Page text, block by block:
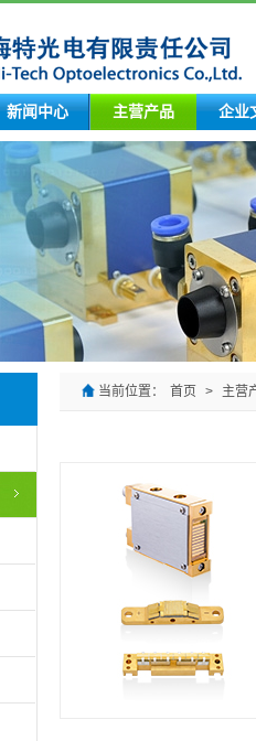
新闻中心 主营产品 企业
当前位置： 首页 > 主营